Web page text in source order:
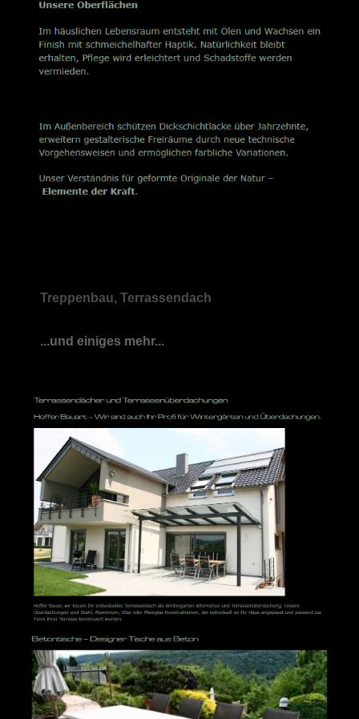
Treppenbau, Terrassendach
...und einiges mehr...